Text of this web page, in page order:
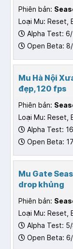
Phiên bản:
Loại Mu: Reset,
Alpha Test:
Open Beta:
Mu Hà Nội
đẹp, 120 fps
Phiên bản:
Loại Mu: Reset,
Alpha Test:
Open Beta:
Mu Gate
drop khủng
Phiên bản:
Loại Mu: Reset,
Alpha Test:
Open Beta: